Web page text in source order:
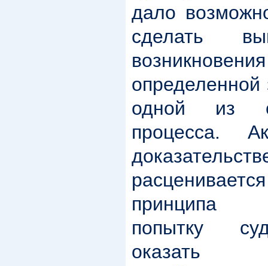
дало
сделать
определенной
одной из
процесса.
принципа
попытку
оказать